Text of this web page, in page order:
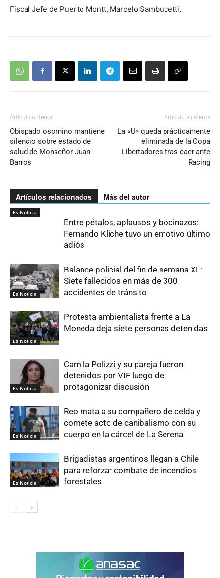
Fiscal Jefe de Puerto Montt, Marcelo Sambucetti.
Artículo anterior
Obispado osornino mantiene
silencio sobre estado de
salud de Monseñor Juan
Barros
Artículo siguiente
La «U» queda prácticamente
eliminada de la Copa
Libertadores tras caer ante
Racing
Artículos relacionados Más del autor
Es Noticia
Entre pétalos, aplausos y bocinazos:
Fernando Kliche tuvo un emotivo último
adiós
Es Noticia
Balance policial del fin de semana XL:
Siete fallecidos en más de 300
accidentes de tránsito
Es Noticia
Protesta ambientalista frente a La
Moneda deja siete personas detenidas
Es Noticia
Camila Polizzi y su pareja fueron
detenidos por VIF luego de
protagonizar discusión
Es Noticia
Reo mata a su compañero de celda y
comete acto de canibalismo con su
cuerpo en la cárcel de La Serena
Es Noticia
Brigadistas argentinos llegan a Chile
para reforzar combate de incendios
forestales